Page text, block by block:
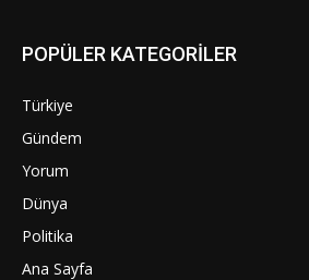
POPÜLER KATEGORİLER
Türkiye
Gündem
Yorum
Dünya
Politika
Ana Sayfa